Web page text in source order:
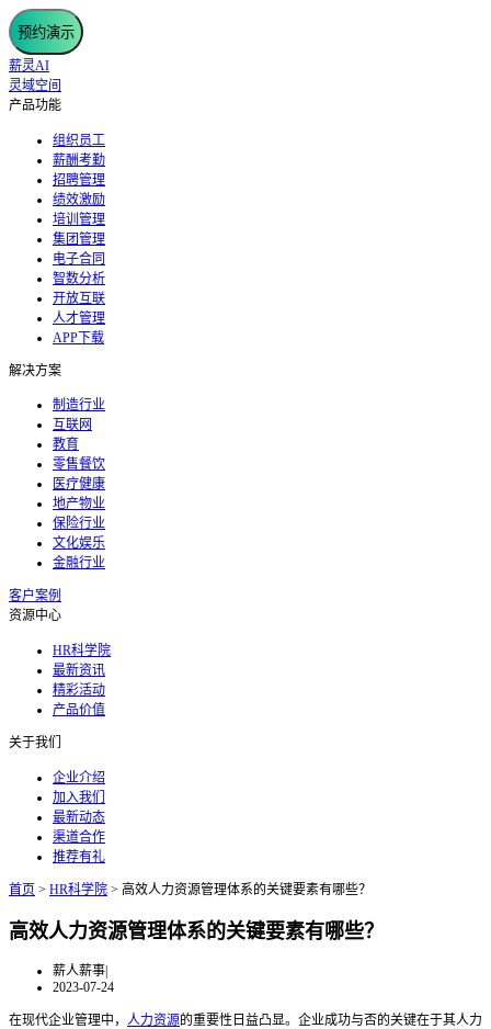
预约演示
薪灵AI
灵域空间
产品功能
组织员工
薪酬考勤
招聘管理
绩效激励
培训管理
集团管理
电子合同
智数分析
开放互联
人才管理
APP下载
解决方案
制造行业
互联网
教育
零售餐饮
医疗健康
地产物业
保险行业
文化娱乐
金融行业
客户案例
资源中心
HR科学院
最新资讯
精彩活动
产品价值
关于我们
企业介绍
加入我们
最新动态
渠道合作
推荐有礼
首页 > HR科学院 > 高效人力资源管理体系的关键要素有哪些？
高效人力资源管理体系的关键要素有哪些？
薪人薪事|
2023-07-24
在现代企业管理中， 人力资源的重要性日益凸显。企业成功与否的关键在于其人力